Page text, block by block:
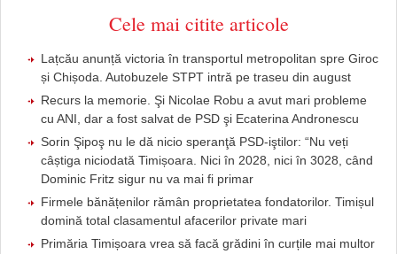
Cele mai citite articole
Lațcău anunță victoria în transportul metropolitan spre Giroc
și Chișoda. Autobuzele STPT intră pe traseu din august
Recurs la memorie. Şi Nicolae Robu a avut mari probleme
cu ANI, dar a fost salvat de PSD şi Ecaterina Andronescu
Sorin Şipoş nu le dă nicio speranţă PSD-iştilor: “Nu veți
câștiga niciodată Timișoara. Nici în 2028, nici în 3028, când
Dominic Fritz sigur nu va mai fi primar
Firmele bănățenilor rămân proprietatea fondatorilor. Timișul
domină total clasamentul afacerilor private mari
Primăria Timișoara vrea să facă grădini în curțile mai multor